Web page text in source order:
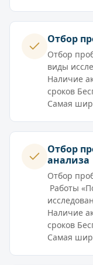
Отбор
Отбор
виды
Наличие
сроков
Самая
Отбор
анализа
Отбор
Работы
Наличие
сроков
Самая